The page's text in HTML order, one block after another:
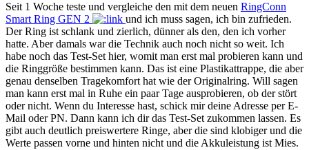
Seit 1 Woche teste und vergleiche den mit dem neuen RingConn
Smart Ring GEN 2
und ich muss sagen, ich bin zufrieden.
Der Ring ist schlank und zierlich, dünner als den, den ich vorher
hatte. Aber damals war die Technik auch noch nicht so weit. Ich
habe noch das Test-Set hier, womit man erst mal probieren kann und
die Ringgröße bestimmen kann. Das ist eine Plastikattrappe, die aber
genau denselben Tragekomfort hat wie der Originalring. Will sagen
man kann erst mal in Ruhe ein paar Tage ausprobieren, ob der stört
oder nicht. Wenn du Interesse hast, schick mir deine Adresse per E-
Mail oder PN. Dann kann ich dir das Test-Set zukommen lassen. Es
gibt auch deutlich preiswertere Ringe, aber die sind klobiger und die
Werte passen vorne und hinten nicht und die Akkuleistung ist Mies.